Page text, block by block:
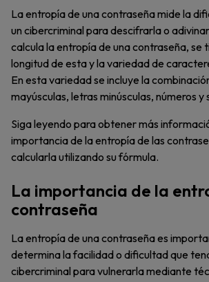
La entropía de una contraseña mide la
un cibercriminal para descifrarla o
calcula la entropía de una contraseña, se
longitud de esta y la variedad de
En esta variedad se incluye la
mayúsculas, letras minúsculas, números y
Siga leyendo para obtener más
importancia de la entropía de las
calcularla utilizando su fórmula.
La importancia de la
contraseña
La entropía de una contraseña es
determina la facilidad o dificultad que
cibercriminal para vulnerarla mediante